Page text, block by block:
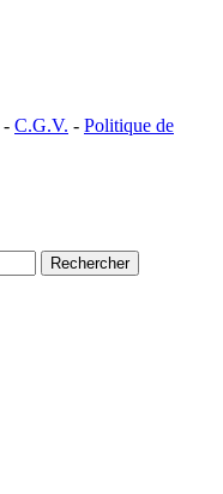
- C.G.V. - Politique de